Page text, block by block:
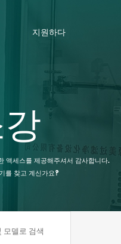
지원하다
액세스를 제공해주셔서 감사합니다.
를 찾고 계신가요?
모델로 검색